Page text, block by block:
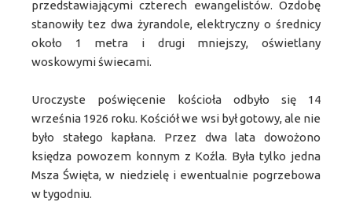
przedstawiającymi czterech ewangelistów. Ozdobę
stanowiły tez dwa żyrandole, elektryczny o średnicy
około 1 metra i drugi mniejszy, oświetlany
woskowymi świecami.
Uroczyste poświęcenie kościoła odbyło się 14
września 1926 roku. Kościół we wsi był gotowy, ale nie
było stałego kapłana. Przez dwa lata dowożono
księdza powozem konnym z Koźla. Była tylko jedna
Msza Święta, w niedzielę i ewentualnie pogrzebowa
w tygodniu.